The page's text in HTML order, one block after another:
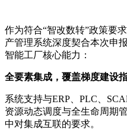
作为符合“智改数转”政策要
产管理系统深度契合本次申
智能工厂核心能力：
全要素集成，覆盖梯度建设
系统支持与ERP、PLC、
资源动态调度与全生命周期
中对集成互联的要求。